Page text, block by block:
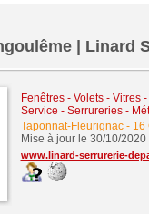
| Linard
Fenêtres - Volets - Vitres
Service - Serrureries -
Taponnat-Fleurignac- 16
Mise à jour le 30/10/2020
www.linard-serrurerie-